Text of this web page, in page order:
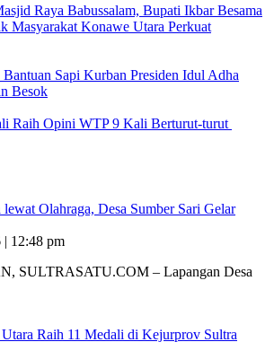
Raya Babussalam, Bupati Ikbar Besama
Masyarakat Konawe Utara Perkuat
Sapi Kurban Presiden Idul Adha
Besok
Raih Opini WTP 9 Kali Berturut-turut
Olahraga, Desa Sumber Sari Gelar
| 12:48 pm
SULTRASATU.COM – Lapangan Desa
Raih 11 Medali di Kejurprov Sultra